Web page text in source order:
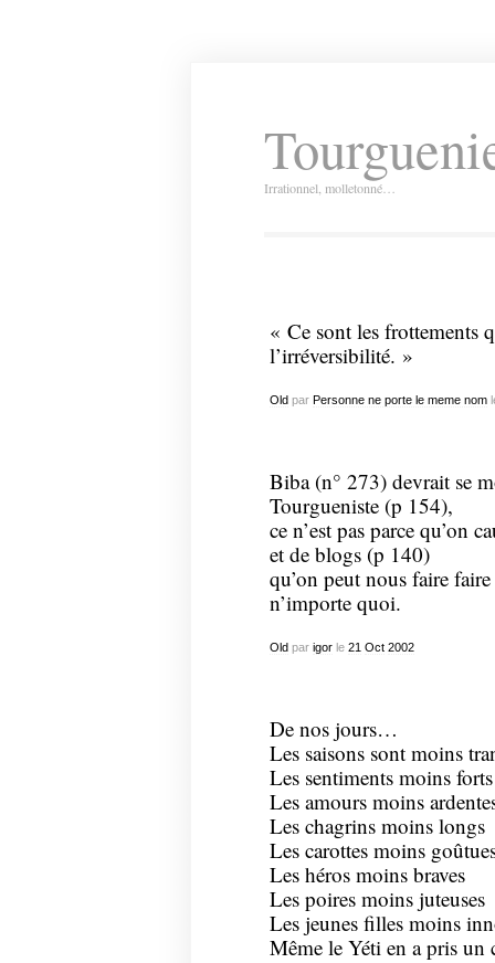
Irrationnel, molletonné…
« Ce sont les frottements
l’irréversibilité. »
Oldpar Personne ne porte le meme nom
Biba (n° 273) devrait se
Tourgueniste (p 154),
ce n’est pas parce qu’on
et de blogs (p 140)
qu’on peut nous faire
n’importe quoi.
Oldpar igorle 21 Oct 2002
De nos jours…
Les saisons sont moins
Les sentiments moins forts
Les amours moins
Les chagrins moins longs
Les carottes moins
Les héros moins braves
Les poires moins juteuses
Les jeunes filles moins
Même le Yéti en a pris un